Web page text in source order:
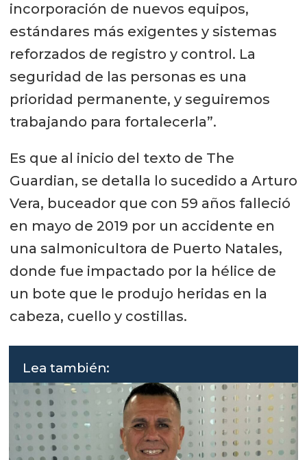
incorporación de nuevos equipos,
estándares más exigentes y sistemas
reforzados de registro y control. La
seguridad de las personas es una
prioridad permanente, y seguiremos
trabajando para fortalecerla”.
Es que al inicio del texto de The
Guardian, se detalla lo sucedido a Arturo
Vera, buceador que con 59 años falleció
en mayo de 2019 por un accidente en
una salmonicultora de Puerto Natales,
donde fue impactado por la hélice de
un bote que le produjo heridas en la
cabeza, cuello y costillas.
Lea también: